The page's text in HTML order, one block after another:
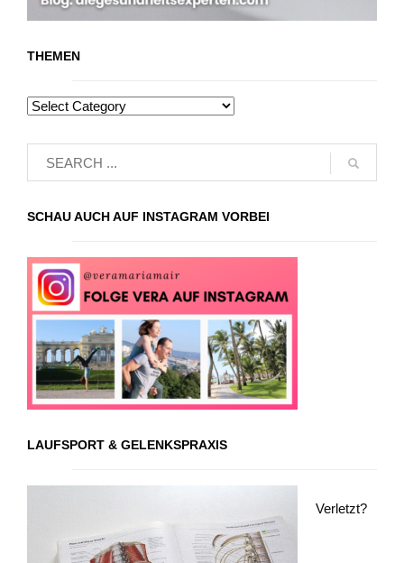
THEMEN
SCHAU AUCH AUF INSTAGRAM VORBEI
LAUFSPORT & GELENKSPRAXIS
Verletzt?